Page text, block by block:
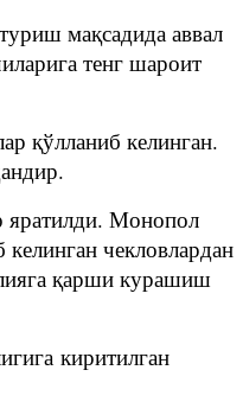
мақсадида аввал
тенг шароит
қўлланиб келинган.
яратилди. Монопол
чекловлардан
қарши курашиш
киритилган